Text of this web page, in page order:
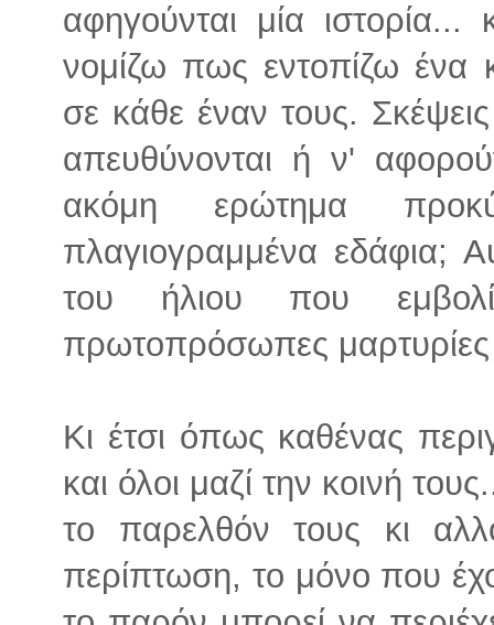
αφηγούνται μία
νομίζω πως εντοπίζω ένα
σε κάθε έναν τους.
απευθύνονται ή ν'
ακόμη ερώτημα
πλαγιογραμμένα εδάφια;
του ήλιου που
πρωτοπρόσωπες
Κι έτσι όπως καθένας
και όλοι μαζί την κοινή
το παρελθόν τους κι
περίπτωση, το μόνο που